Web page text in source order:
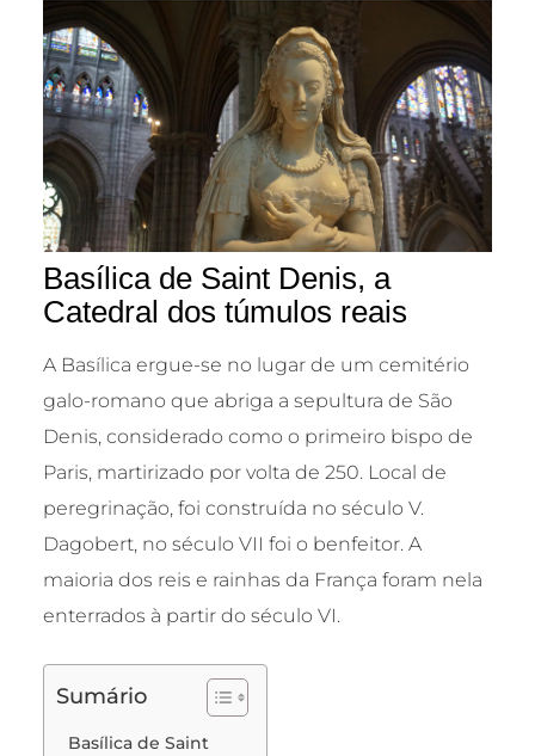
Basílica de Saint Denis, a
Catedral dos túmulos reais
A Basílica ergue-se no lugar de um cemitério
galo-romano que abriga a sepultura de São
Denis, considerado como o primeiro bispo de
Paris, martirizado por volta de 250. Local de
peregrinação, foi construída no século V.
Dagobert, no século VII foi o benfeitor. A
maioria dos reis e rainhas da França foram nela
enterrados à partir do século VI.
Sumário
Basílica de Saint